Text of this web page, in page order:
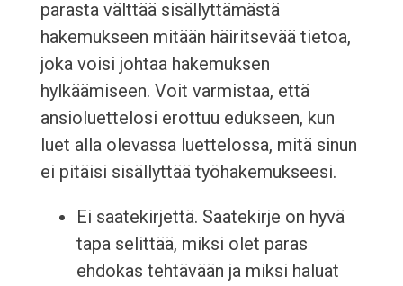
parasta välttää sisällyttämästä
hakemukseen mitään häiritsevää tietoa,
joka voisi johtaa hakemuksen
hylkäämiseen. Voit varmistaa, että
ansioluettelosi erottuu edukseen, kun
luet alla olevassa luettelossa, mitä sinun
ei pitäisi sisällyttää työhakemukseesi.
Ei saatekirjettä. Saatekirje on hyvä
tapa selittää, miksi olet paras
ehdokas tehtävään ja miksi haluat